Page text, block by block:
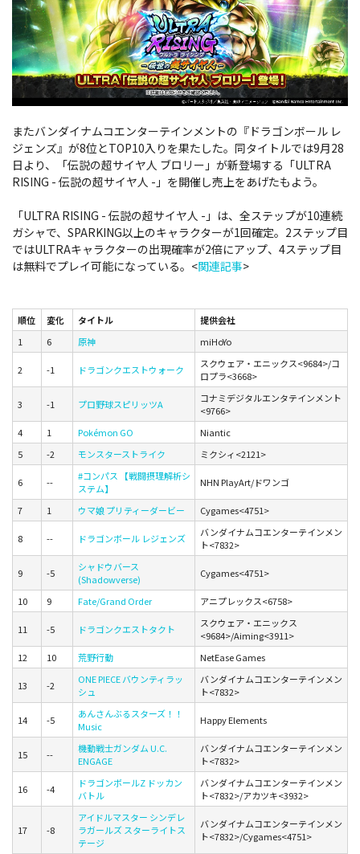
またバンダイナムコエンターテインメントの『ドラゴンボール レ
ジェンズ』が8位とTOP10入りを果たした。同タイトルでは9月28
日より、「伝説の超サイヤ人 ブロリー」が新登場する「ULTRA
RISING - 伝説の超サイヤ人 -」を開催し売上をあげたもよう。
「ULTRA RISING - 伝説の超サイヤ人 -」は、全ステップが10連続
ガシャで、SPARKING以上のキャラクターが1回確定。2ステップ目
ではULTRAキャラクターの出現確率が2倍にアップ、4ステップ目
は無料でプレイ可能になっている。<関連記事>
順位 変化 タイトル
提供会社
1
6 原神 miHoYo
2 -1 ドラゴンクエストウォーク
スクウェア・エニックス<9684>/コ
ロプラ<3668>
3 -1 プロ野球スピリッツA
コナミデジタルエンタテインメント
<9766>
4
1 Pokémon GO
Niantic
5
-2 モンスターストライク ミクシィ<2121>
6 --
#コンパス 【戦闘摂理解析シ
ステム】
NHN PlayArt/ドワンゴ
7 1 ウマ娘 プリティーダービー Cygames<4751>
8 -- ドラゴンボール レジェンズ
バンダイナムコエンターテインメン
ト<7832>
9 -5
シャドウバース
(Shadowverse)
Cygames<4751>
10 9 Fate/Grand Order アニプレックス<6758>
11 -5 ドラゴンクエストタクト
スクウェア・エニックス
<9684>/Aiming<3911>
12
10 荒野行動 NetEase Games
13 -2
ONE PIECE バウンティラッ
シュ
バンダイナムコエンターテインメン
ト<7832>
14 -5
あんさんぶるスターズ！！
Music
Happy Elements
15 --
機動戦士ガンダム U.C.
ENGAGE
バンダイナムコエンターテインメン
ト<7832>
16 -4
ドラゴンボールZ ドッカン
バトル
バンダイナムコエンターテインメン
ト<7832>/アカツキ<3932>
17 -8
アイドルマスター シンデレ
ラガールズ スターライトス
テージ
バンダイナムコエンターテインメン
ト<7832>/Cygames<4751>